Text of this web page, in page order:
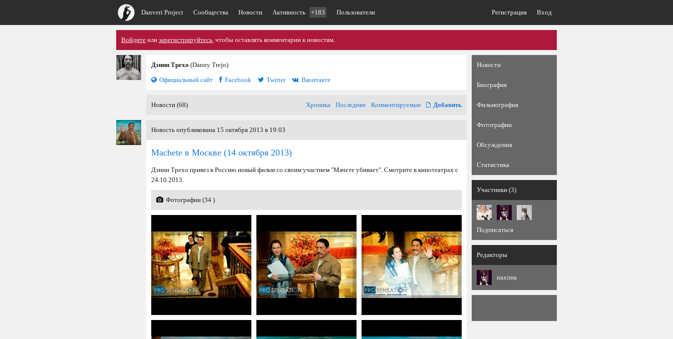
Danveri Project Сообщества Новости Активность +183 Пользователи Регистрация Вход
Войдите или зарегистрируйтесь, чтобы оставлять комментарии к новостям.
Дэнни Трехо (Danny Trejo)
Официальный сайт
Facebook Twitter Вконтакте
Новости (68) Хроника Последние Комментируемые Добавить
Новость опубликована 15 октября 2013 в 19:03
Machete в Москве (14 октября 2013)
Дэнни Трехо привез в Россию новый фильм со своим участием "Мачете убивает". Смотрите в кинотеатрах с
24.10.2013.
Фотографии (34 )
Новости
Биография
Фильмография
Фотографии
Обсуждения
Статистика
Участники (3)
Подписаться
Редакторы
naxima